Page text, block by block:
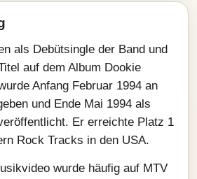
als Debütsingle der Band und
auf dem Album Dookie
Anfang Februar 1994 an
und Ende Mai 1994 als
Er erreichte Platz 1
Rock Tracks in den USA.
wurde häufig auf MTV